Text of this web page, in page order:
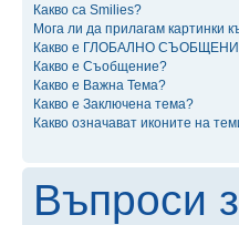
Какво са Smilies?
Мога ли да прилагам картинки
Какво е ГЛОБАЛНО
Какво е Съобщение?
Какво е Важна Тема?
Какво е Заключена тема?
Какво означават иконите на
Въпроси